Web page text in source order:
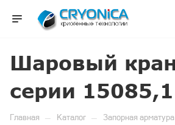
Шаровый
серии
Главная — Каталог — Запорная арматура